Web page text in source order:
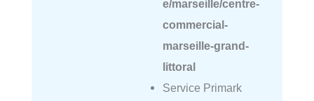
e/marseille/centre-
commercial-
marseille-grand-
littoral
Service Primark